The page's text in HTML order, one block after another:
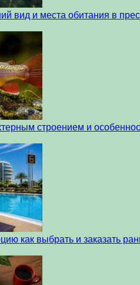
вид и места обитания в
строением и
как выбрать и заказать